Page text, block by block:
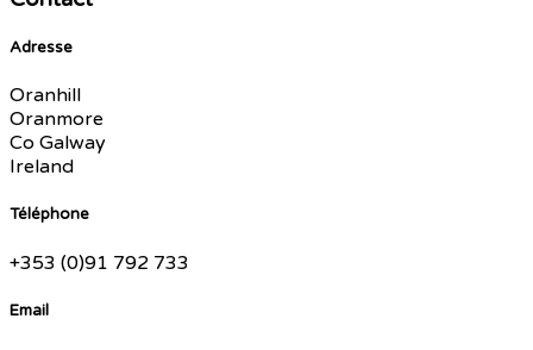
Adresse
Oranhill
Oranmore
Co Galway
Ireland
Téléphone
+353 (0)91 792 733
Email